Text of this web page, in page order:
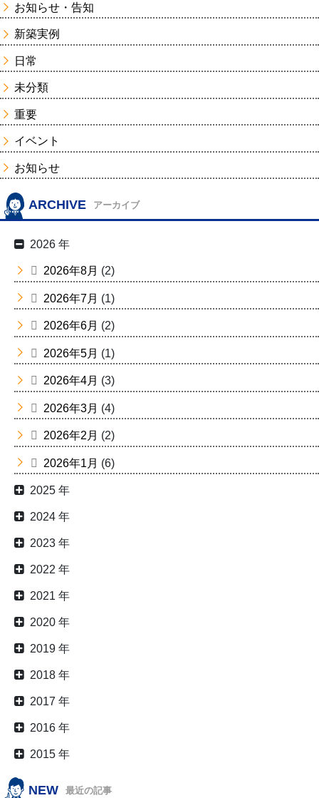
お知らせ・告知
新築実例
日常
未分類
重要
イベント
お知らせ
ARCHIVE アーカイブ
2026 年
2026年8月 (2)
2026年7月 (1)
2026年6月 (2)
2026年5月 (1)
2026年4月 (3)
2026年3月 (4)
2026年2月 (2)
2026年1月 (6)
2025 年
2024 年
2023 年
2022 年
2021 年
2020 年
2019 年
2018 年
2017 年
2016 年
2015 年
NEW 最近の記事